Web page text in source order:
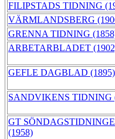
FILIPSTADS TIDNING
VÄRMLANDSBERG
GRENNA TIDNING
ARBETARBLADET
GEFLE DAGBLAD (1895)
SANDVIKENS TIDNING
GT
(1958)